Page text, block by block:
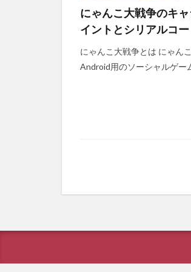
にゃんこ大戦争のキ
イントとシリアルコ
にゃんこ大戦争とは にゃん
Android用のソーシャルゲー